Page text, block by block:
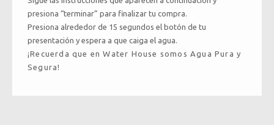
presiona “terminar” para finalizar tu compra.
Presiona alrededor de 15 segundos el botón de tu
presentación y espera a que caiga el agua.
¡Recuerda que en Water House somos Agua Pura y
Segura!